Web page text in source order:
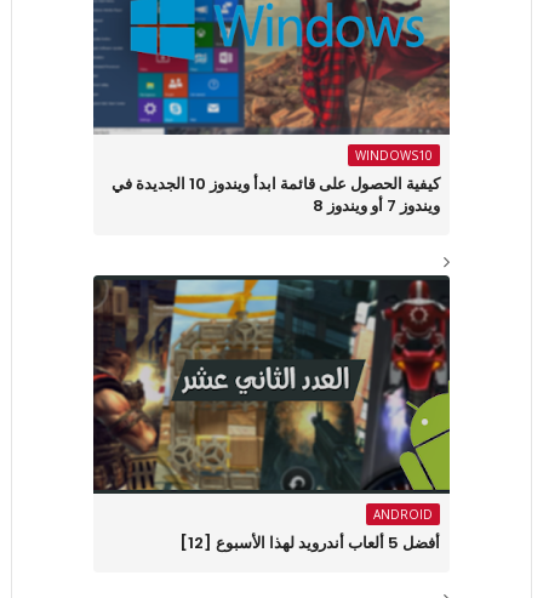
WINDOWS10
كيفية الحصول على قائمة ابدأ ويندوز 10 الجديدة في
ويندوز 7 أو ويندوز 8
ANDROID
أفضل 5 ألعاب أندرويد لهذا الأسبوع [12]